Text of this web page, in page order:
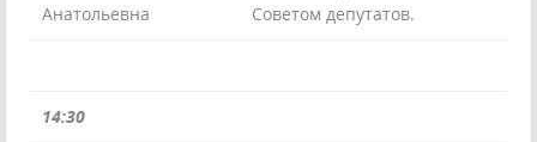
Анатольевна
Советом депутатов.
14:30